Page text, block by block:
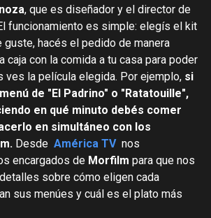
, que es diseñador y el director de
funcionamiento es simple: elegís el kit
hacés el pedido de manera
caja con la comida a tu casa para poder
ves la película elegida. Por ejemplo, si
de "El Padrino" o "Ratatouille",
en qué minuto debés comer
en simultáneo con los
Desde América TV nos
encargados de Morfilm para que nos
sobre cómo eligen cada
sus menúes y cuál es el plato más